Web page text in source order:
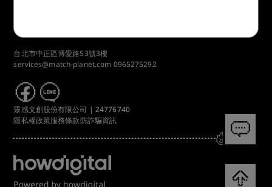
台北市中正區博愛路53號3樓
services@match-planet.com 0965275292
靈感文創股份有限公司 | 24776740
隱私權政策服務條款防詐騙資訊